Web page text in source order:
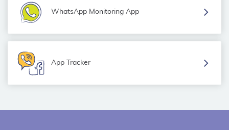
WhatsApp Monitoring App
App Tracker